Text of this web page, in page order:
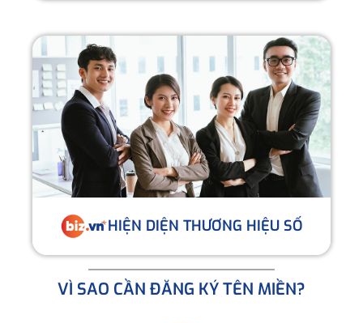
HIỆN DIỆN THƯƠNG HIỆU SỐ
VÌ SAO CẦN ĐĂNG KÝ TÊN MIỀN?